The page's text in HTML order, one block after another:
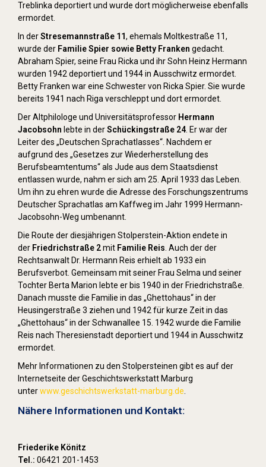
Treblinka deportiert und wurde dort möglicherweise ebenfalls
ermordet.
In derStresemannstraße 11, ehemals Moltkestraße 11,
wurde der Familie Spier sowie Betty Franken gedacht.
Abraham Spier, seine Frau Ricka und ihr Sohn Heinz Hermann
wurden 1942 deportiert und 1944 in Ausschwitz ermordet.
Betty Franken war eine Schwester von Ricka Spier. Sie wurde
bereits 1941 nach Riga verschleppt und dort ermordet.
Der Altphilologe und Universitätsprofessor Hermann
Jacobsohn lebte in derSchückingstraße 24 . Er war der
Leiter des „Deutschen Sprachatlasses“. Nachdem er
aufgrund des „Gesetzes zur Wiederherstellung des
Berufsbeamtentums“ als Jude aus dem Staatsdienst
entlassen wurde, nahm er sich am 25. April 1933 das Leben.
Um ihn zu ehren wurde die Adresse des Forschungszentrums
Deutscher Sprachatlas am Kaffweg im Jahr 1999 Hermann-
Jacobsohn-Weg umbenannt.
Die Route der diesjährigen Stolperstein-Aktion endete in
der Friedrichstraße 2mit Familie Reis . Auch der der
Rechtsanwalt Dr. Hermann Reis erhielt ab 1933 ein
Berufsverbot. Gemeinsam mit seiner Frau Selma und seiner
Tochter Berta Marion lebte er bis 1940 in der Friedrichstraße.
Danach musste die Familie in das „Ghettohaus“ in der
Heusingerstraße 3 ziehen und 1942 für kurze Zeit in das
„Ghettohaus“ in der Schwanallee 15. 1942 wurde die Familie
Reis nach Theresienstadt deportiert und 1944 in Ausschwitz
ermordet.
Mehr Informationen zu den Stolpersteinen gibt es auf der
Internetseite der Geschichtswerkstatt Marburg
unterwww.geschichtswerkstatt-marburg.de
Nähere Informationen und Kontakt:
Friederike Könitz
Tel.: 06421 201-1453